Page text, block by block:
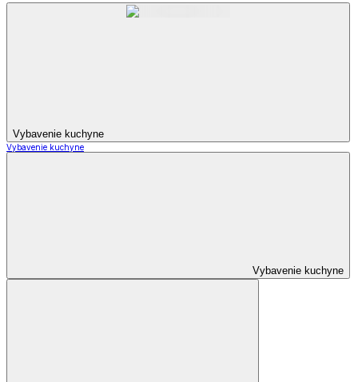
Vybavenie kuchyne
Vybavenie kuchyne
Vybavenie kuchyne